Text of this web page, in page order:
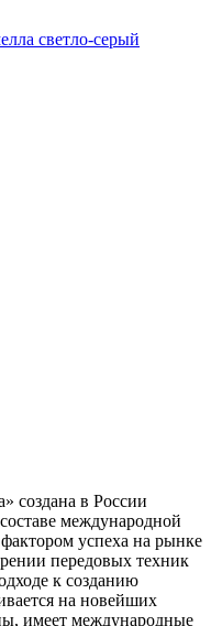
светло-серый
создана в России
международной
успеха на рынке
передовых техник
к созданию
на новейших
имеет международные